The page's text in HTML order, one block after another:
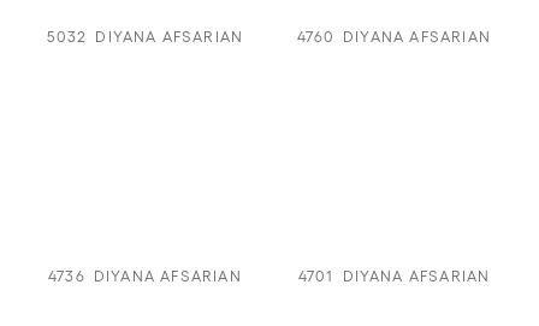
5032 DIYANA AFSARIAN 4760 DIYANA AFSARIAN
4736 DIYANA AFSARIAN 4701 DIYANA AFSARIAN